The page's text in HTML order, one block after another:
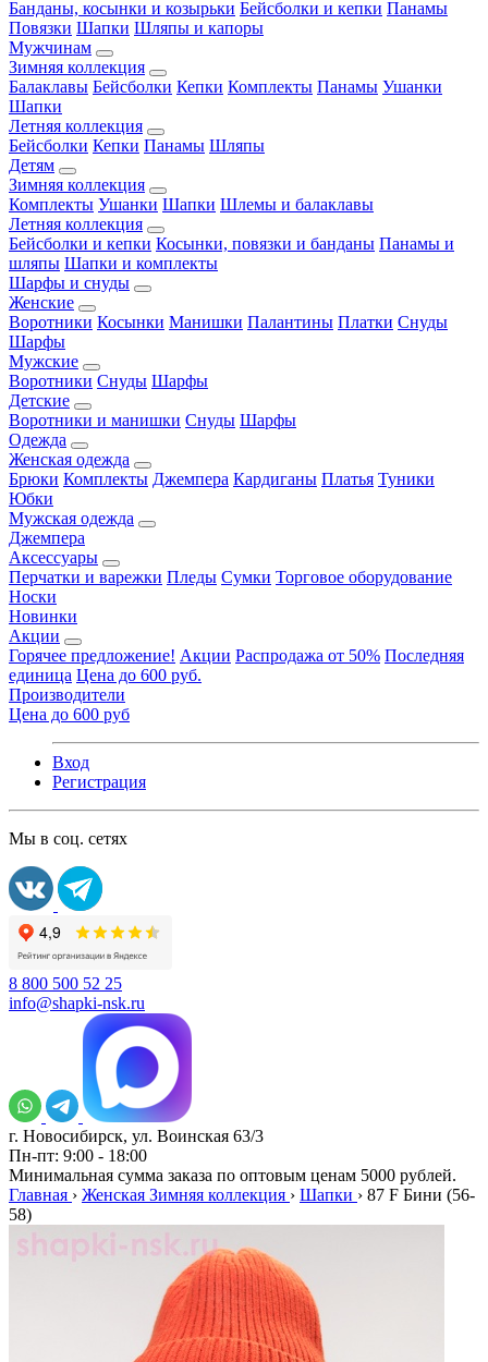
Банданы, косынки и козырьки Бейсболки и кепки Панамы
Повязки Шапки Шляпы и капоры
Мужчинам
Зимняя коллекция
Балаклавы Бейсболки Кепки Комплекты Панамы Ушанки
Шапки
Летняя коллекция
Бейсболки Кепки Панамы Шляпы
Детям
Зимняя коллекция
Комплекты Ушанки Шапки Шлемы и балаклавы
Летняя коллекция
Бейсболки и кепки Косынки, повязки и банданы Панамы и
шляпы Шапки и комплекты
Шарфы и снуды
Женские
Воротники Косынки Манишки Палантины Платки Снуды
Шарфы
Мужские
Воротники Снуды Шарфы
Детские
Воротники и манишки Снуды Шарфы
Одежда
Женская одежда
Брюки Комплекты Джемпера Кардиганы Платья Туники
Юбки
Мужская одежда
Джемпера
Аксессуары
Перчатки и варежки Пледы Сумки Торговое оборудование
Носки
Новинки
Акции
Горячее предложение! Акции Распродажа от 50% Последняя
единица Цена до 600 руб.
Производители
Цена до 600 руб
Вход
Регистрация
Мы в соц. сетях
8 800 500 52 25
info@shapki-nsk.ru
г. Новосибирск, ул. Воинская 63/3
Пн-пт: 9:00 - 18:00
Минимальная сумма заказа по оптовым ценам 5000 рублей.
Главная › Женская Зимняя коллекция › Шапки › 87 F Бини (56-
58)